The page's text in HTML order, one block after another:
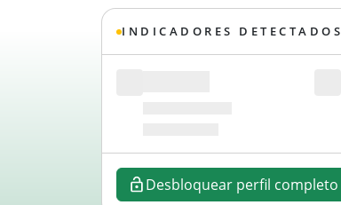
INDICADORES DETECTADOS
Desbloquear perfil completo